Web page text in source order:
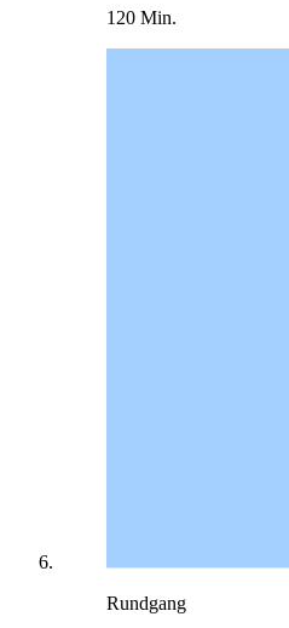
120 Min.
Rundgang